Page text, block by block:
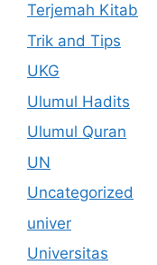
Terjemah Kitab
Trik and Tips
UKG
Ulumul Hadits
Ulumul Quran
UN
Uncategorized
univer
Universitas